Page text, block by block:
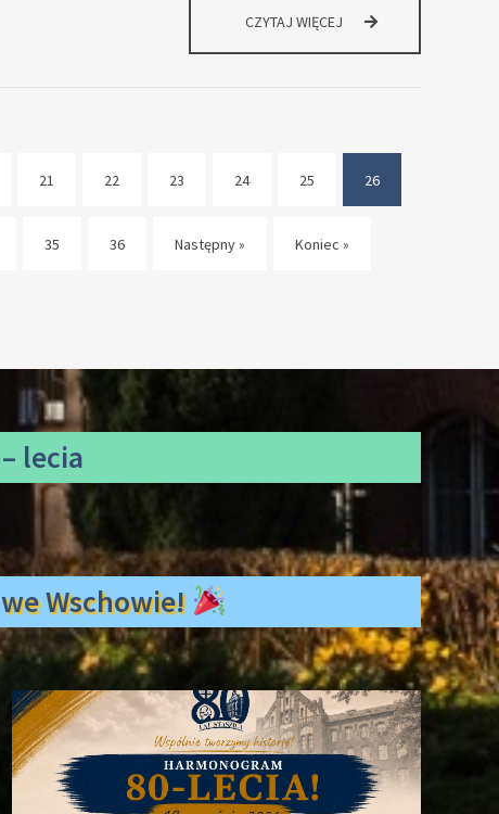
CZYTAJ WIĘCEJ SPOTKANIE
21 22 23 24 25
26
35 36 Następny » Koniec »
lecia
Wschowie!